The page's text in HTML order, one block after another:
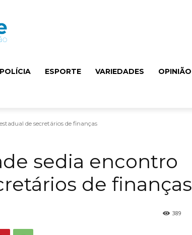
POLÍCIA ESPORTE VARIEDADES OPINIÃO
de secretários de finanças
sedia encontro
de finanças
389